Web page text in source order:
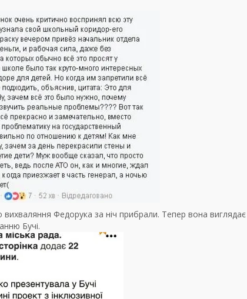
вихваляння Федорука за ніч прибрали. Тепер вона
Бучі.